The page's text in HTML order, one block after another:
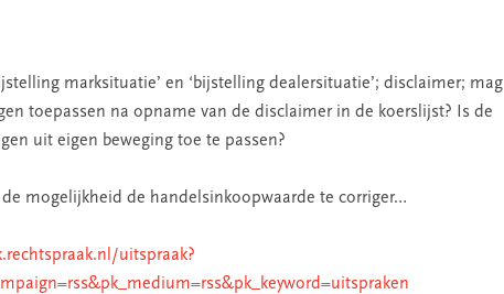
marksituatie’ en ‘bijstelling dealersituatie’; disclaimer; mag
toepassen na opname van de disclaimer in de koerslijst? Is de
uit eigen beweging toe te passen?
de mogelijkheid de handelsinkoopwaarde te corriger…
uitspraak?